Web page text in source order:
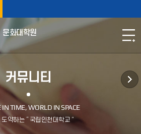
문화대학원
커뮤니티